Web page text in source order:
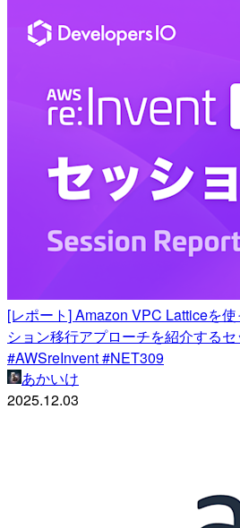
[レポート] Amazon VPC Latticeを
ション移行アプローチを紹介する
#AWSreInvent #NET309
あかいけ
2025.12.03